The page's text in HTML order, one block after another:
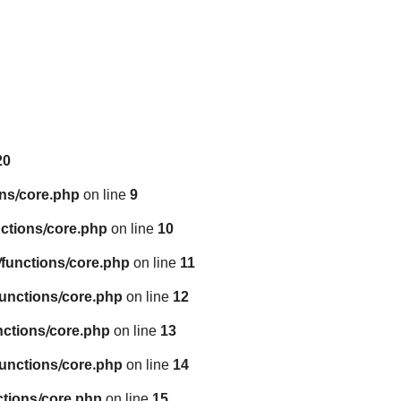
core.php on line 9
core.php on line 10
core.php on line 11
core.php on line 12
core.php on line 13
core.php on line 14